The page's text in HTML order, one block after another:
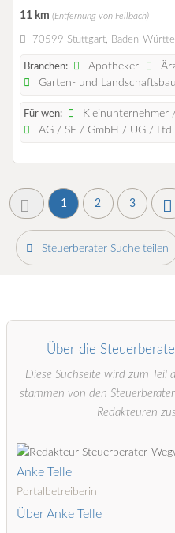
11 km (Entfernung von Fellbach)
70599 Stuttgart, Baden-
Branchen: Apotheker
Garten- und Landschaftsbau
Für wen:
Kleinunternehmer
AG / SE / GmbH / UG / Ltd.
1 2 3
Steuerberater Suche teilen
Über die
Diese Suchseite wird zum
stammen von den
Redakteuren
Anke Telle
Portalbetreiberin
Über Anke Telle